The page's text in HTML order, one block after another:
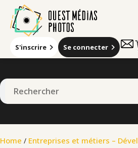
S'inscrire Se connecter
Home / Entreprises et métiers –